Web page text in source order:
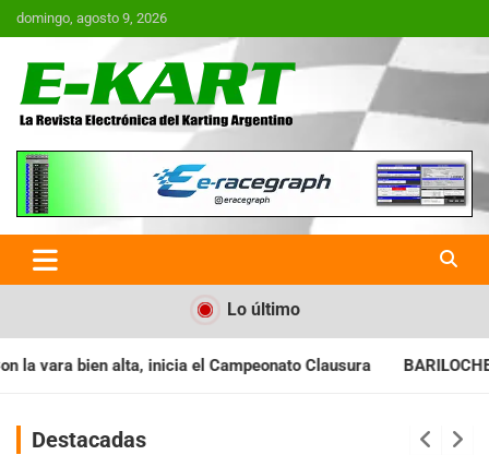
Saltar
al
domingo, agosto 9, 2026
E-Kart.com.ar | La Revista
Electrónica del Karting en
Argentina
Lo último
el Campeonato Clausura BARILOCHENSE: Preparan una
Destacadas